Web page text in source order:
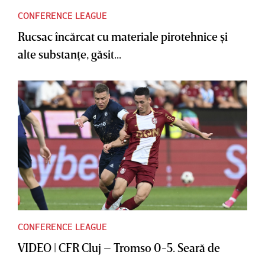
CONFERENCE LEAGUE
Rucsac încărcat cu materiale pirotehnice şi
alte substanţe, găsit...
CONFERENCE LEAGUE
VIDEO | CFR Cluj – Tromso 0-5. Seară de